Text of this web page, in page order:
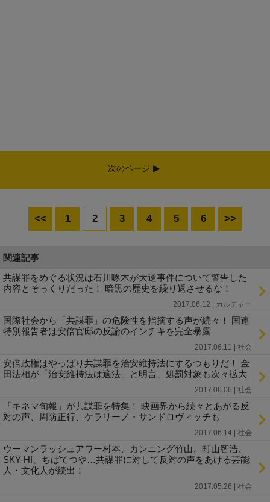
次のページ
<< 1 2 3 4 5 6 >>
関連記事
共謀罪をめぐる状況は石川啄木が大逆事件について警告した
内容とそっくりだった！ 暗黒の歴史を繰り返させるな！
2017.06.12 | カルチャー
国際社会から「共謀罪」の危険性を指摘する声が続々！ 国連
特別報告者は安倍官邸の反論のインチキを完全暴露
2017.06.11 | 社会
安倍政権はやっぱり共謀罪を治安維持法にするつもりだ！ 金
田法相が「治安維持法は適法」と明言、処罰対象も次々拡大
2017.06.06 | 社会
「キネマ旬報」が共謀罪を特集！ 映画界から続々とあがる反
対の声、周防正行、ケラリーノ・サンドロヴィッチも
2017.06.14 | 社会
ウーマンラッシュアワー村本、カンニング竹山、町山智浩、
SKY-HI、ちばてつや…共謀罪に対して反対の声をあげる芸能
人・文化人が続出！
2017.05.26 | 社会